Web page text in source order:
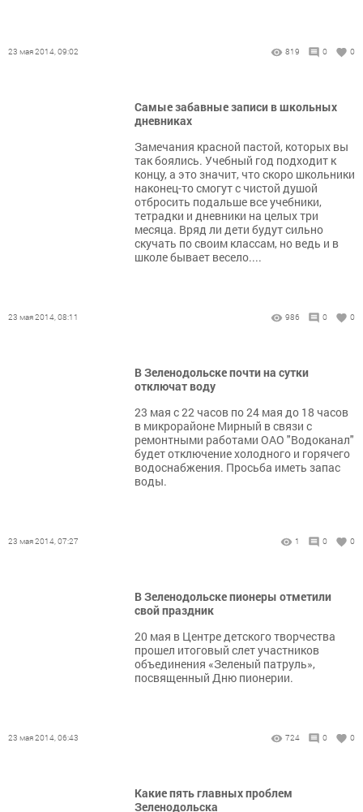
23 мая 2014, 09:02 819 0 0
Самые забавные записи в школьных
дневниках
Замечания красной пастой, которых вы
так боялись. Учебный год подходит к
концу, а это значит, что скоро школьники
наконец-то смогут с чистой душой
отбросить подальше все учебники,
тетрадки и дневники на целых три
месяца. Вряд ли дети будут сильно
скучать по своим классам, но ведь и в
школе бывает весело....
23 мая 2014, 08:11 986 0 0
В Зеленодольске почти на сутки
отключат воду
23 мая с 22 часов по 24 мая до 18 часов
в микрорайоне Мирный в связи с
ремонтными работами ОАО "Водоканал"
будет отключение холодного и горячего
водоснабжения. Просьба иметь запас
воды.
23 мая 2014, 07:27 1 0 0
В Зеленодольске пионеры отметили
свой праздник
20 мая в Центре детского творчества
прошел итоговый слет участников
объединения «Зеленый патруль»,
посвященный Дню пионерии.
23 мая 2014, 06:43 724 0 0
Какие пять главных проблем
Зеленодольска